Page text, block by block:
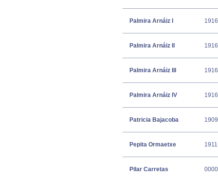
Palmira Arnáiz I
Palmira Arnáiz II
Palmira Arnáiz III
Palmira Arnáiz IV
Patricia Bajacoba
Pepita Ormaetxe
Pilar Carretas